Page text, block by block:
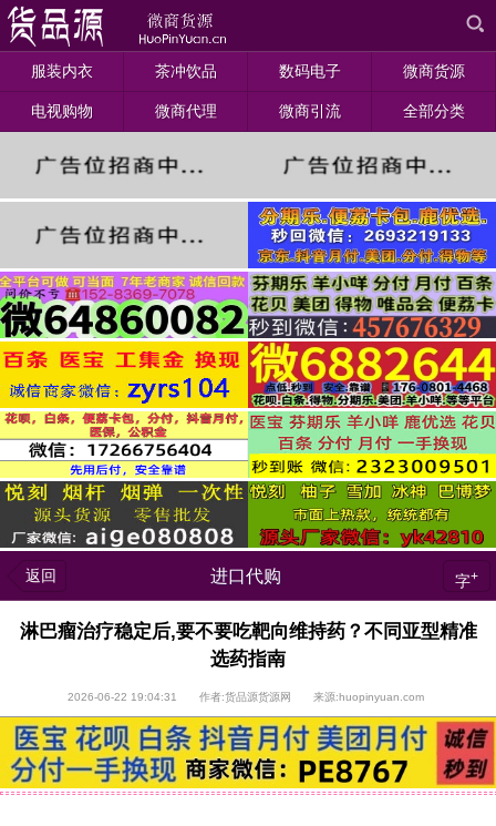
服装内衣 茶冲饮品 数码电子 微商货源
电视购物 微商代理 微商引流 全部分类
返回 进口代购 字+
淋巴瘤治疗稳定后,要不要吃靶向维持药？不同亚型精准
选药指南
2026-06-22 19:04:31 作者:货品源货源网 来源:huopinyuan.com